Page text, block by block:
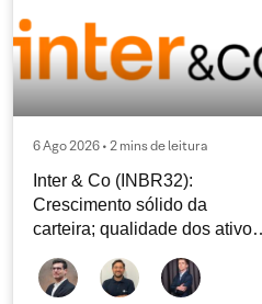
6 Ago 2026 • 2 mins de leitura
Inter & Co (INBR32):
Crescimento sólido da
carteira; qualidade dos ativos
continua sendo o principal
debate